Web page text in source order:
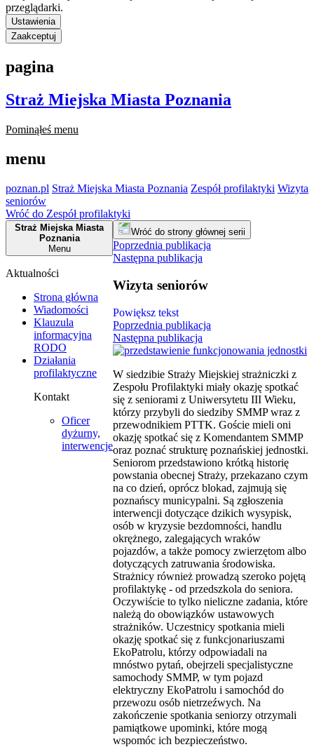
przeglądarki.
Ustawienia
Zaakceptuj
pagina
Straż Miejska Miasta Poznania
Pominąłeś menu
menu
poznan.pl Straż Miejska Miasta Poznania Zespół profilaktyki Wizyta
seniorów
Wróć do Zespół profilaktyki
Straż Miejska Miasta
Poznania
Menu
Aktualności
Strona główna
Wiadomości
Klauzula
informacyjna
RODO
Działania
profilaktyczne
Kontakt
Oficer
dyżurny,
interwencje
Wróć do strony głównej serii
Poprzednia publikacja
Następna publikacja
Wizyta seniorów
Powiększ tekst
Poprzednia publikacja
Następna publikacja
W siedzibie Straży Miejskiej strażniczki z
Zespołu Profilaktyki miały okazję spotkać
się z seniorami z Uniwersytetu III Wieku,
którzy przybyli do siedziby SMMP wraz z
przewodnikiem PTTK. Goście mieli oni
okazję spotkać się z Komendantem SMMP
oraz poznać strukturę poznańskiej jednostki.
Seniorom przedstawiono krótką historię
powstania obecnej Straży, przekazano czym
na co dzień, oprócz blokad, zajmują się
poznańscy municypalni. Są zgłoszenia
interwencji dotyczące dzikich wysypisk,
osób w kryzysie bezdomności, handlu
okrężnego, zalegających wraków
pojazdów, a także pomocy zwierzętom albo
dotyczących zatruwania środowiska.
Strażnicy również prowadzą szeroko pojętą
profilaktykę - od przedszkola do seniora.
Oczywiście to tylko nieliczne zadania, które
należą do obowiązków ustawowych
strażników. Uczestnicy spotkania mieli
okazję spotkać się z funkcjonariuszami
EkoPatrolu, którzy odpowiadali na
mnóstwo pytań, obejrzeli specjalistyczne
samochody SMMP, w tym pojazd
elektryczny EkoPatrolu i samochód do
przewozu osób nietrzeźwych. Na
zakończenie spotkania seniorzy otrzymali
pamiątkowe upominki, które mogą
wspomóc ich bezpieczeństwo.